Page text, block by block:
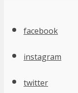
facebook
instagram
twitter